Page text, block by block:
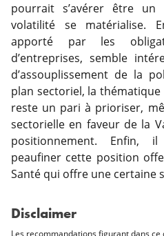
pourrait s’avérer être
volatilité se matérialise.
apporté par les
d’entreprises, semble
d’assouplissement de la
plan sectoriel, la thématique
reste un pari à prioriser,
sectorielle en faveur de la
positionnement. Enfin,
peaufiner cette position
Santé qui offre une certaine
Disclaimer
Les recommandations figurant dans